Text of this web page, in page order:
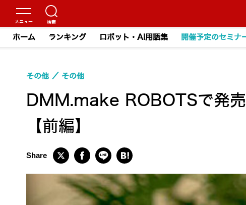
ホーム ランキング ロボット・AI用語集 開催予定のセミナ
DMM.make ROBOTSで発売
【前編】
その他 その他